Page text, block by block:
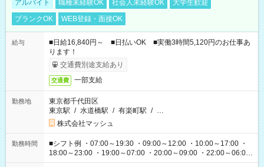
アルバイト 職種未経験OK 社会人未経験OK
大学生歓迎
ブランクOK
WEB登録・面接OK
給与
■日給16,840円～ ■日払いOK ■実働3時間5,120円のお仕事あ
ります！
交通費別途支給あり
交通費 一部支給
勤務地
東京都千代田区
東京駅 / 水道橋駅 / 有楽町駅 / …
株式会社マッシュ
勤務時間
■シフト例 ・07:00～19:30 ・09:00～12:00 ・10:00～17:00 ・
18:00～23:00 ・19:00～07:00 ・20:00～09:00 ・22:00～06:00
etc ★最短で3時間で5,120円のお仕事から 15時間で2万円近く稼